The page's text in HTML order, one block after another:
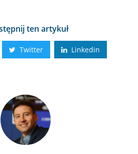
ten artykuł
Twitter Linkedin